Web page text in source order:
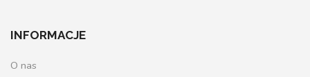
INFORMACJE
O nas